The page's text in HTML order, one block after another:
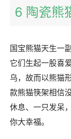
6 陶瓷熊
国宝熊猫天生一
它们生起一股喜
乌，故而以熊猫
款熊猫筷架相信
休息、一只发呆
你大幸福。